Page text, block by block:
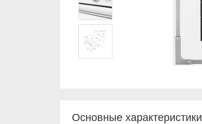
Основные характеристики